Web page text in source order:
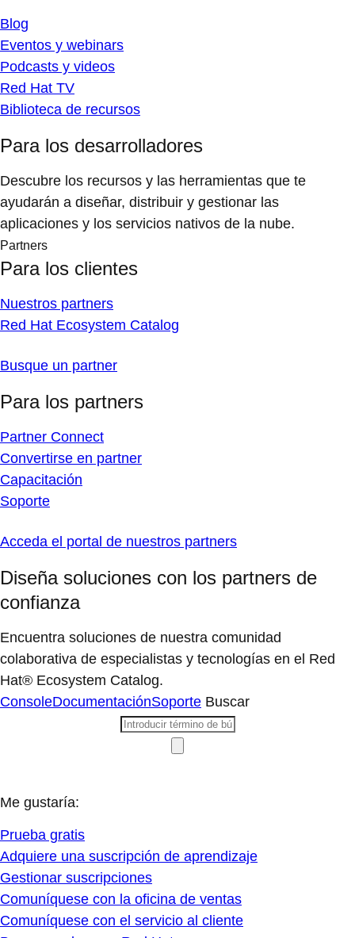
Blog
Eventos y webinars
Podcasts y videos
Red Hat TV
Biblioteca de recursos
Para los desarrolladores
Descubre los recursos y las herramientas que te
ayudarán a diseñar, distribuir y gestionar las
aplicaciones y los servicios nativos de la nube.
Partners
Para los clientes
Nuestros partners
Red Hat Ecosystem Catalog
Busque un partner
Para los partners
Partner Connect
Convertirse en partner
Capacitación
Soporte
Acceda el portal de nuestros partners
Diseña soluciones con los partners de
confianza
Encuentra soluciones de nuestra comunidad
colaborativa de especialistas y tecnologías en el Red
Hat® Ecosystem Catalog.
ConsoleDocumentaciónSoporte Buscar
Me gustaría:
Prueba gratis
Adquiere una suscripción de aprendizaje
Gestionar suscripciones
Comuníquese con la oficina de ventas
Comuníquese con el servicio al cliente